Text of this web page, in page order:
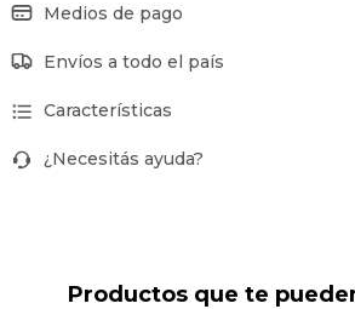
Medios de pago
Envíos a todo el país
Características
¿Necesitás ayuda?
Productos que te